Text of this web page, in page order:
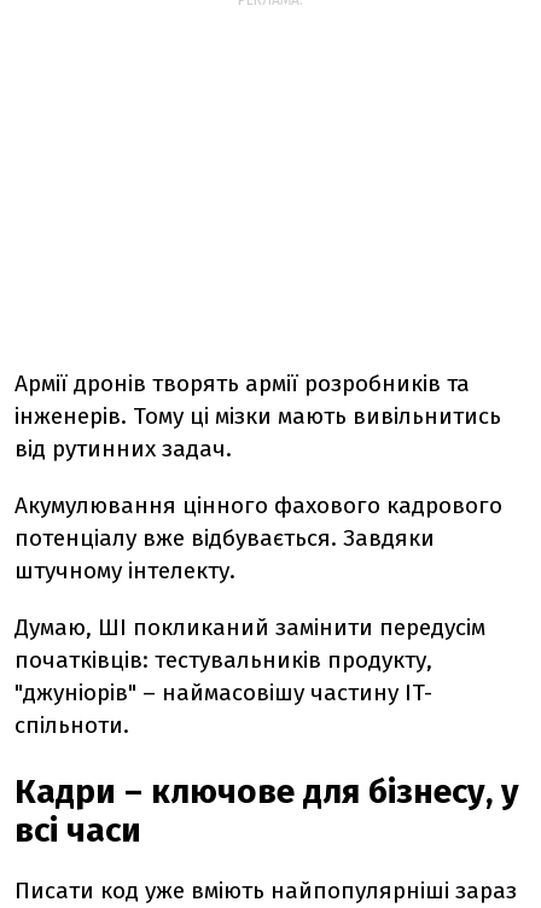
Армії дронів творять армії розробників та
інженерів. Тому ці мізки мають вивільнитись
від рутинних задач.
Акумулювання цінного фахового кадрового
потенціалу вже відбувається. Завдяки
штучному інтелекту.
Думаю, ШІ покликаний замінити передусім
початківців: тестувальників продукту,
"джуніорів" – наймасовішу частину ІT-
спільноти.
Кадри – ключове для бізнесу, у
всі часи
Писати код уже вміють найпопулярніші зараз